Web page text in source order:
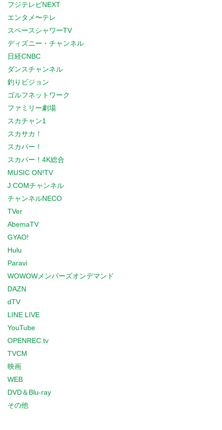
フジテレビNEXT
エンタメ〜テレ
スペースシャワーTV
ディズニー・チャンネル
日経CNBC
ダンスチャンネル
釣りビジョン
ゴルフネットワーク
ファミリー劇場
スカチャン1
スカサカ！
スカパー！
スカパー！4K総合
MUSIC ON!TV
J:COMチャンネル
チャンネルNECO
TVer
AbemaTV
GYAO!
Hulu
Paravi
WOWOWメンバーズオンデマンド
DAZN
dTV
LINE LIVE
YouTube
OPENREC.tv
TVCM
映画
WEB
DVD＆Blu-ray
その他